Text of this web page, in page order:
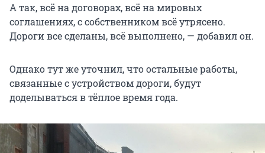
А так, всё на договорах, всё на мировых
соглашениях, с собственником всё утрясено.
Дороги все сделаны, всё выполнено, — добавил он.
Однако тут же уточнил, что остальные работы,
связанные с устройством дороги, будут
доделываться в тёплое время года.